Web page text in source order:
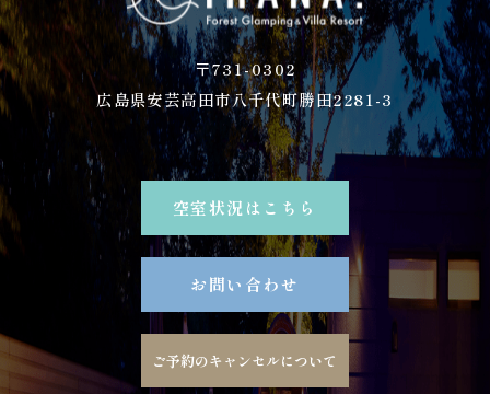
〒731-0302
広島県安芸高田市八千代町勝田2281-3
空室状況はこちら
お問い合わせ
ご予約のキャンセルについて